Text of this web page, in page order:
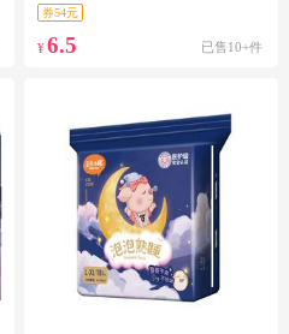
券54元
¥6.5 已售10+件